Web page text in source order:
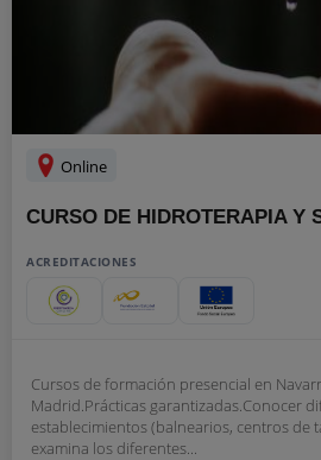
Online
CURSO DE HIDROTERAPIA Y
ACREDITACIONES
Cursos de formación presencial en
Madrid.Prácticas garantizadas.Conocer
establecimientos (balnearios, centros de
examina los diferentes...